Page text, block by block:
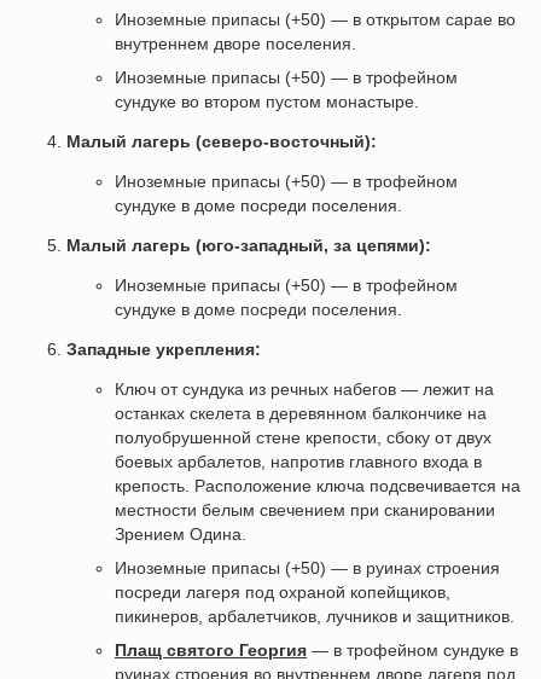
Иноземные припасы (+50) — в открытом сарае во
внутреннем дворе поселения.
Иноземные припасы (+50) — в трофейном
сундуке во втором пустом монастыре.
Малый лагерь (северо-восточный):
Иноземные припасы (+50) — в трофейном
сундуке в доме посреди поселения.
Малый лагерь (юго-западный, за цепями):
Иноземные припасы (+50) — в трофейном
сундуке в доме посреди поселения.
Западные укрепления:
Ключ от сундука из речных набегов — лежит на
останках скелета в деревянном балкончике на
полуобрушенной стене крепости, сбоку от двух
боевых арбалетов, напротив главного входа в
крепость. Расположение ключа подсвечивается на
местности белым свечением при сканировании
Зрением Одина.
Иноземные припасы (+50) — в руинах строения
посреди лагеря под охраной копейщиков,
пикинеров, арбалетчиков, лучников и защитников.
Плащ святого Георгия — в трофейном сундуке в
руинах строения во внутреннем дворе лагеря под